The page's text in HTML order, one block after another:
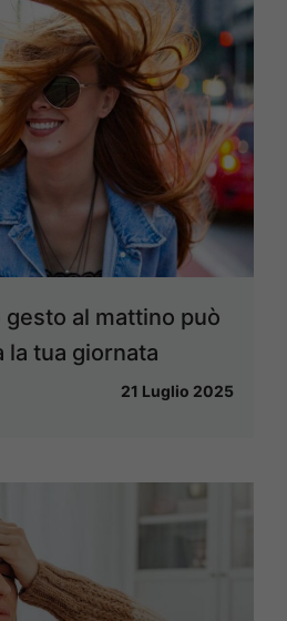
al mattino può
tua giornata
21 Luglio 2025